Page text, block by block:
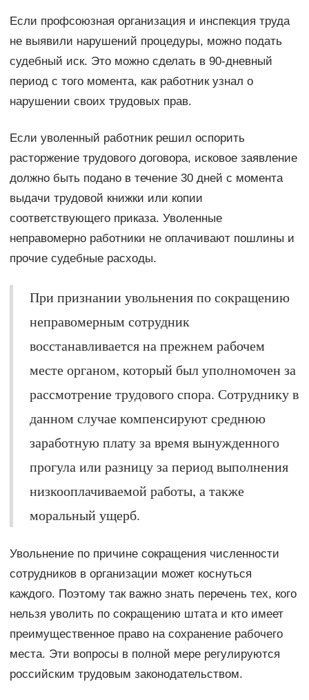
Если профсоюзная организация и инспекция труда
не выявили нарушений процедуры, можно подать
судебный иск. Это можно сделать в 90-дневный
период с того момента, как работник узнал о
нарушении своих трудовых прав.
Если уволенный работник решил оспорить
расторжение трудового договора, исковое заявление
должно быть подано в течение 30 дней с момента
выдачи трудовой книжки или копии
соответствующего приказа. Уволенные
неправомерно работники не оплачивают пошлины и
прочие судебные расходы.
При признании увольнения по сокращению
неправомерным сотрудник
восстанавливается на прежнем рабочем
месте органом, который был уполномочен за
рассмотрение трудового спора. Сотруднику в
данном случае компенсируют среднюю
заработную плату за время вынужденного
прогула или разницу за период выполнения
низкооплачиваемой работы, а также
моральный ущерб.
Увольнение по причине сокращения численности
сотрудников в организации может коснуться
каждого. Поэтому так важно знать перечень тех, кого
нельзя уволить по сокращению штата и кто имеет
преимущественное право на сохранение рабочего
места. Эти вопросы в полной мере регулируются
российским трудовым законодательством.